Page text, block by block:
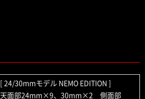
[ 24/30mmモデル NEMO EDITION ]
天面部24mm×9、30mm×2 側面部